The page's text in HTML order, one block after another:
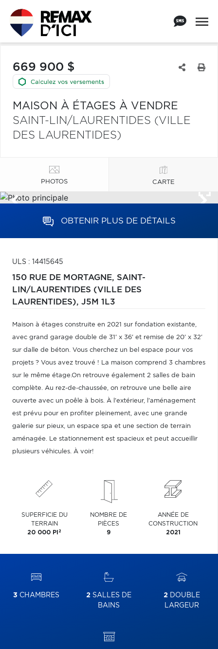
669 900 $
MAISON À ÉTAGES À VENDRE
SAINT-LIN/LAURENTIDES (VILLE
DES LAURENTIDES)
PHOTOS CARTE
OBTENIR PLUS DE DÉTAILS
ULS : 14415645
150 RUE DE MORTAGNE, SAINT-
LIN/LAURENTIDES (VILLE DES
LAURENTIDES), J5M 1L3
Maison à étages construite en 2021 sur fondation existante,
avec grand garage double de 31' x 36' et remise de 20' x 32'
sur dalle de béton. Vous cherchez un bel espace pour vos
projets ? Vous avez trouvé ! La maison comprend 3 chambres
sur le même étage.On retrouve également 2 salles de bain
complète. Au rez-de-chaussée, on retrouve une belle aire
ouverte avec un poêle à bois. À l'extérieur, l'aménagement
est prévu pour en profiter pleinement, avec une grande
galerie sur pieux, un espace spa et une section de terrain
aménagée. Le stationnement est spacieux et peut accueillir
plusieurs véhicules. À voir!
SUPERFICIE DU
TERRAIN
20 000 PI 2
NOMBRE DE
PIÈCES
9
ANNÉE DE
CONSTRUCTION
2021
3 CHAMBRES 2 SALLES DE
BAINS
2DOUBLE
LARGEUR